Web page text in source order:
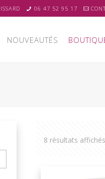
06 47 52 95 17
NOUVEAUTÉS
8 résultats affichés